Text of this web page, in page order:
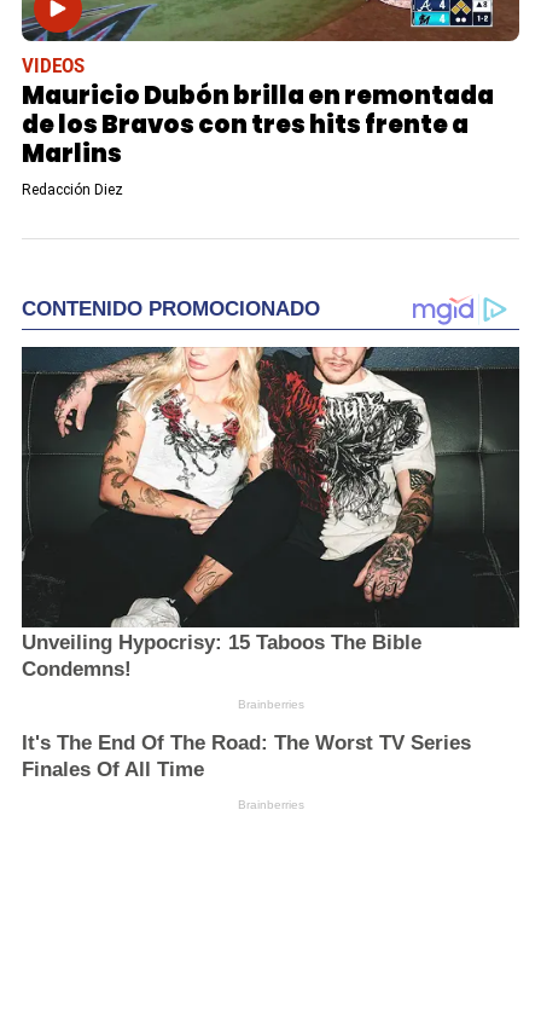
VIDEOS
Mauricio Dubón brilla en remontada
de los Bravos con tres hits frente a
Marlins
Redacción Diez